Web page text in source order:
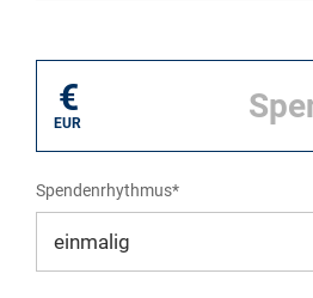
€
EUR
Spendenrhythmus*